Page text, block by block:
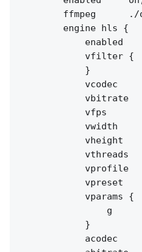
ffmpeg
        engine hls {
enabled
            vfilter {
            }
vcodec
vbitrate
vfps
vwidth
vheight
vthreads
vprofile
vpreset
            vparams {
g
            }
acodec